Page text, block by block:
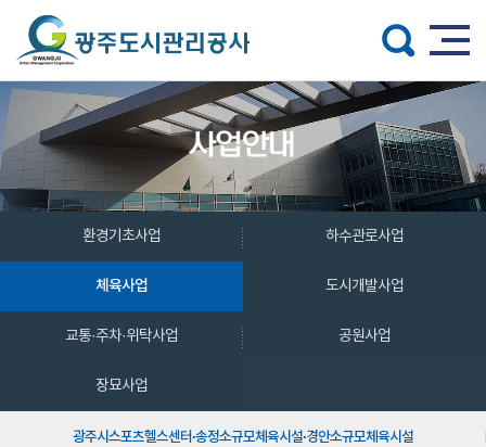
환경기초사업 하수관로사업
체육사업
광주시스포츠헬스센터·송정소규모체육시설·경안소규모체육시설
도시개발사업
교통·주차·위탁사업 공원사업
장묘사업